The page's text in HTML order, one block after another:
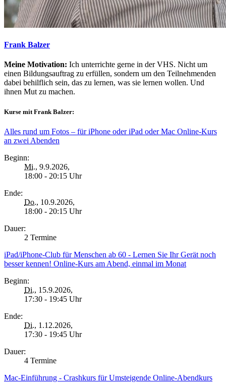
Frank Balzer
Meine Motivation: Ich unterrichte gerne in der VHS. Nicht um
einen Bildungsauftrag zu erfüllen, sondern um den Teilnehmenden
dabei behilflich sein, das zu lernen, was sie lernen wollen. Und
ihnen Mut zu machen.
Kurse mit Frank Balzer:
Alles rund um Fotos – für iPhone oder iPad oder Mac Online-Kurs
an zwei Abenden
Beginn:
Mi., 9.9.2026,
18:00 - 20:15 Uhr
Ende:
Do., 10.9.2026,
18:00 - 20:15 Uhr
Dauer:
2 Termine
iPad/iPhone-Club für Menschen ab 60 - Lernen Sie Ihr Gerät noch
besser kennen! Online-Kurs am Abend, einmal im Monat
Beginn:
Di., 15.9.2026,
17:30 - 19:45 Uhr
Ende:
Di., 1.12.2026,
17:30 - 19:45 Uhr
Dauer:
4 Termine
Mac-Einführung - Crashkurs für Umsteigende Online-Abendkurs